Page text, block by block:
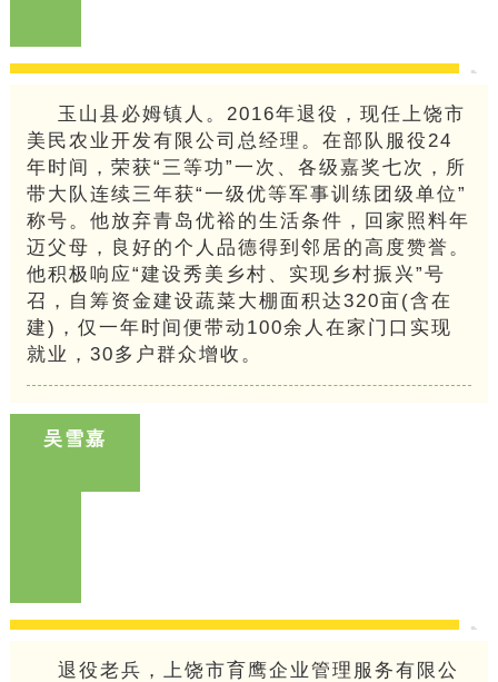
玉山县必姆镇人。2016年退役，现任上饶市
美民农业开发有限公司总经理。在部队服役24
年时间，荣获“三等功”一次、各级嘉奖七次，所
带大队连续三年获“一级优等军事训练团级单位”
称号。他放弃青岛优裕的生活条件，回家照料年
迈父母，良好的个人品德得到邻居的高度赞誉。
他积极响应“建设秀美乡村、实现乡村振兴”号
召，自筹资金建设蔬菜大棚面积达320亩(含在
建)，仅一年时间便带动100余人在家门口实现
就业，30多户群众增收。
吴雪嘉
退役老兵，上饶市育鹰企业管理服务有限公